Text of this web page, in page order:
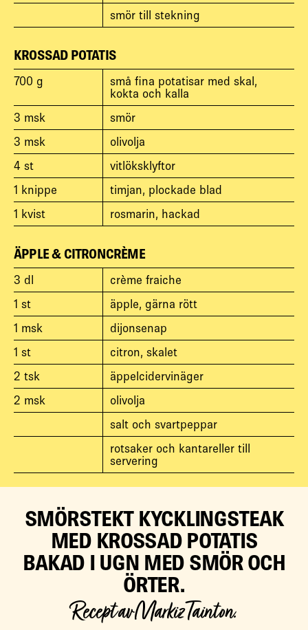
smör till stekning
KROSSAD POTATIS
700 g
små fina potatisar med skal,
kokta och kalla
3 msk
smör
3 msk
olivolja
4 st
vitlöksklyftor
1 knippe
timjan, plockade blad
1 kvist rosmarin, hackad
ÄPPLE & CITRONCRÈME
3 dl
crème fraiche
1 st
äpple, gärna rött
1 msk
dijonsenap
1 st
citron, skalet
2 tsk
äppelcidervinäger
2 msk
olivolja
salt och svartpeppar
rotsaker och kantareller till
servering
SMÖRSTEKT KYCKLINGSTEAK
MED KROSSAD POTATIS
BAKAD I UGN MED SMÖR OCH
ÖRTER.
Recept av Markiz Tainton.